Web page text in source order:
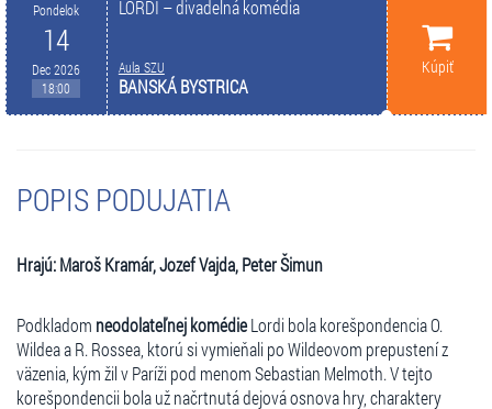
Pondelok
14
Dec 2026
18:00
LORDI – divadelná komédia
Aula SZU
BANSKÁ BYSTRICA
Kúpiť
POPIS PODUJATIA
Hrajú: Maroš Kramár, Jozef Vajda, Peter Šimun
Podkladom neodolateľnej komédieLordi bola korešpondencia O.
Wildea a R. Rossea, ktorú si vymieňali po Wildeovom prepustení z
väzenia, kým žil v Paríži pod menom Sebastian Melmoth. V tejto
korešpondencii bola už načrtnutá dejová osnova hry, charaktery